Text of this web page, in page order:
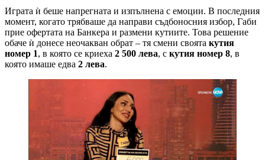
Играта ѝ беше напрегната и изпълнена с емоции. В последния
момент, когато трябваше да направи съдбоносния избор, Габи
прие офертата на Банкера и размени кутиите. Това решение
обаче ѝ донесе неочакван обрат – тя смени своята кутия
номер 1, в която се криеха 2 500 лева, с кутия номер 8, в
която имаше едва 2 лева.